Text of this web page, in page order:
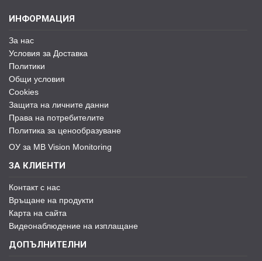
ИНФОРМАЦИЯ
За нас
Условия за Доставка
Политики
Общи условия
Cookies
Защита на личните данни
Права на потребителите
Политика за ценообразуване
ОУ за MB Vision Monitoring
ЗА КЛИЕНТИ
Контакт с нас
Връщане на продукти
Карта на сайта
Видеонаблюдение на изплащане
ДОПЪЛНИТЕЛНИ